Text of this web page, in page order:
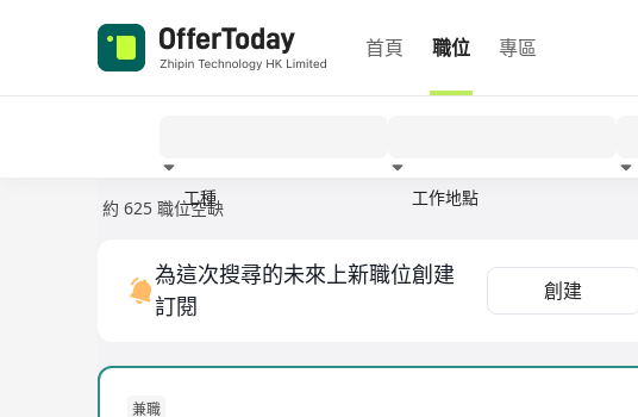
首頁 職位 專區
工種 工作地點
約 625 職位空缺
為這次搜尋的未來上新職位創建
訂閱
創建
兼職